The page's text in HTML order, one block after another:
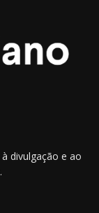
divulgação e ao